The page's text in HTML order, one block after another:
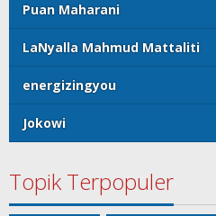
Puan Maharani
LaNyalla Mahmud Mattaliti
energizingyou
Jokowi
Topik Terpopuler